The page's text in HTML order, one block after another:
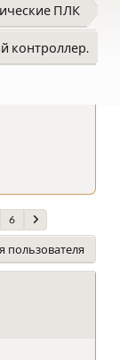
ПЛК
контроллер.
6
пользователя